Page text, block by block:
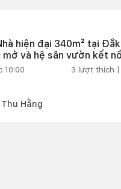
hiện đại 340m² tại
và hệ sân vườn kết
10:00 3 lượt thích |
Hằng